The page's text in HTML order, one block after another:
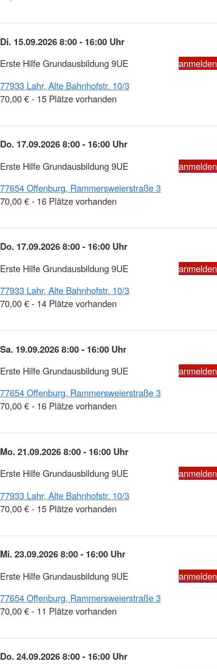
Di. 15.09.2026 8:00 - 16:00 Uhr
Erste Hilfe Grundausbildung 9UE
anmelden
77933 Lahr, Alte Bahnhofstr. 10/3
70,00 € - 15 Plätze vorhanden
Do. 17.09.2026 8:00 - 16:00 Uhr
Erste Hilfe Grundausbildung 9UE
anmelden
77654 Offenburg, Rammersweierstraße 3
70,00 € - 16 Plätze vorhanden
Do. 17.09.2026 8:00 - 16:00 Uhr
Erste Hilfe Grundausbildung 9UE
anmelden
77933 Lahr, Alte Bahnhofstr. 10/3
70,00 € - 14 Plätze vorhanden
Sa. 19.09.2026 8:00 - 16:00 Uhr
Erste Hilfe Grundausbildung 9UE
anmelden
77654 Offenburg, Rammersweierstraße 3
70,00 € - 16 Plätze vorhanden
Mo. 21.09.2026 8:00 - 16:00 Uhr
Erste Hilfe Grundausbildung 9UE
anmelden
77933 Lahr, Alte Bahnhofstr. 10/3
70,00 € - 15 Plätze vorhanden
Mi. 23.09.2026 8:00 - 16:00 Uhr
Erste Hilfe Grundausbildung 9UE
anmelden
77654 Offenburg, Rammersweierstraße 3
70,00 € - 11 Plätze vorhanden
Do. 24.09.2026 8:00 - 16:00 Uhr